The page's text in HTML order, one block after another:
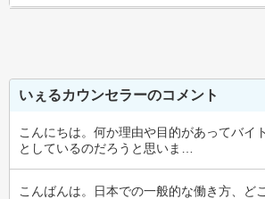
いぇるカウンセラーのコメント
こんにちは。何か理由や目的があってバイ
としているのだろうと思いま…
こんばんは。日本での一般的な働き方、ど